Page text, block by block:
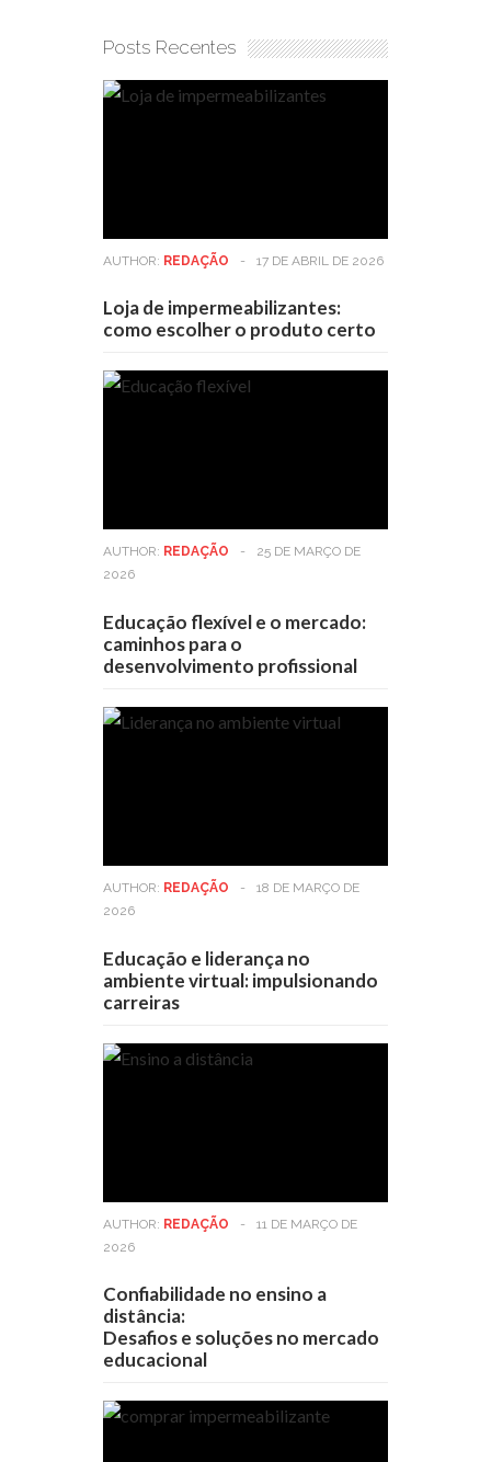
Posts Recentes
AUTHOR: REDAÇÃO - 17 DE ABRIL DE 2026
Loja de impermeabilizantes:
como escolher o produto certo
AUTHOR: REDAÇÃO -
25 DE MARÇO DE
2026
Educação flexível e o mercado:
caminhos para o
desenvolvimento profissional
AUTHOR: REDAÇÃO -
18 DE MARÇO DE
2026
Educação e liderança no
ambiente virtual: impulsionando
carreiras
AUTHOR: REDAÇÃO -
11 DE MARÇO DE
2026
Confiabilidade no ensino a
distância:
Desafios e soluções no mercado
educacional